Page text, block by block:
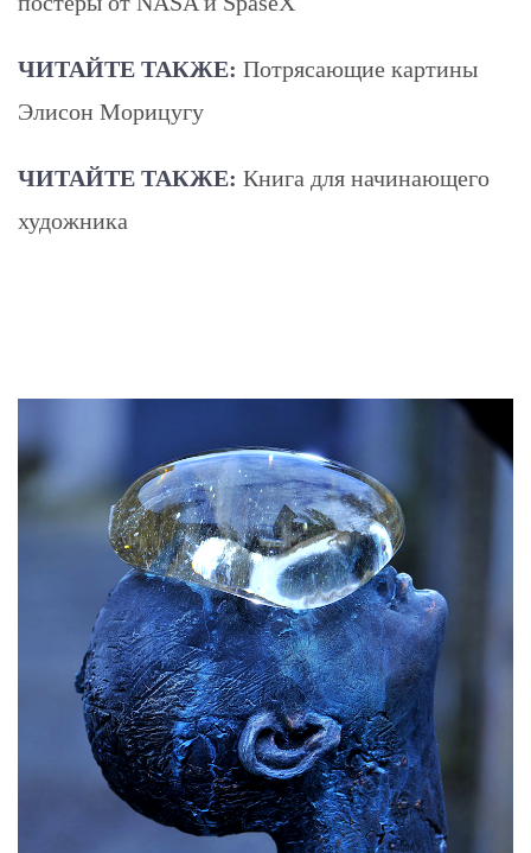
ЧИТАЙТЕ ТАКЖЕ: Потрясающие картины
Элисон Морицугу
ЧИТАЙТЕ ТАКЖЕ: Книга для начинающего
художника